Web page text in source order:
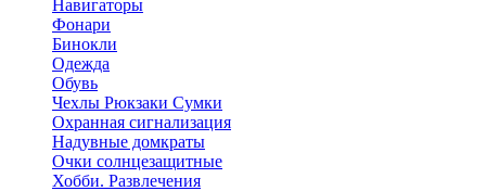
Навигаторы
Фонари
Бинокли
Одежда
Обувь
Чехлы Рюкзаки Сумки
Охранная сигнализация
Надувные домкраты
Очки солнцезащитные
Хобби. Развлечения